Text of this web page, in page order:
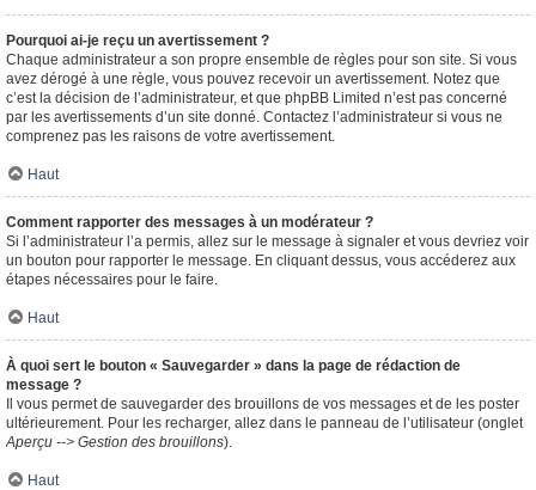
Pourquoi ai-je reçu un avertissement ?
Chaque administrateur a son propre ensemble de règles pour son site. Si vous
avez dérogé à une règle, vous pouvez recevoir un avertissement. Notez que
c’est la décision de l’administrateur, et que phpBB Limited n’est pas concerné
par les avertissements d’un site donné. Contactez l’administrateur si vous ne
comprenez pas les raisons de votre avertissement.
Haut
Comment rapporter des messages à un modérateur ?
Si l’administrateur l’a permis, allez sur le message à signaler et vous devriez voir
un bouton pour rapporter le message. En cliquant dessus, vous accéderez aux
étapes nécessaires pour le faire.
Haut
À quoi sert le bouton « Sauvegarder » dans la page de rédaction de
message ?
Il vous permet de sauvegarder des brouillons de vos messages et de les poster
ultérieurement. Pour les recharger, allez dans le panneau de l’utilisateur (onglet
Aperçu --> Gestion des brouillons).
Haut